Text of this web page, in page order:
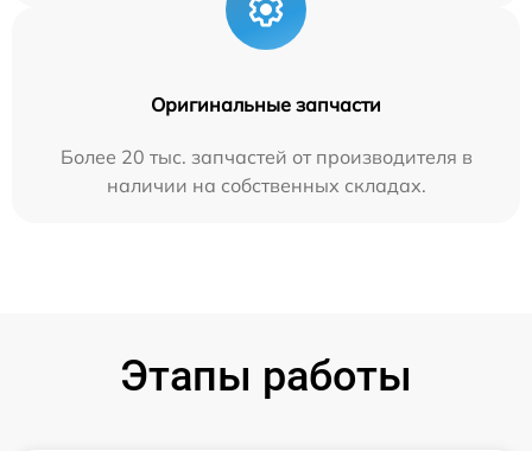
Оригинальные запчасти
Более 20 тыс. запчастей от производителя в
наличии на собственных складах.
Этапы работы